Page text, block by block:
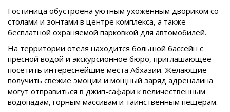
Гостиница обустроена уютным ухоженным двориком со
столами и зонтами в центре комплекса, а также
бесплатной охраняемой парковкой для автомобилей.
На территории отеля находится большой бассейн с
пресной водой и экскурсионное бюро, приглашающее
посетить интереснейшие места Абхазии. Желающие
получить свежие эмоции и мощный заряд адреналина
могут отправиться в джип-сафари к величественным
водопадам, горным массивам и таинственным пещерам.